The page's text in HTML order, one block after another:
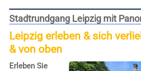
Stadtrundgang Leipzig mit
Leipzig erleben & sich
& von oben
Erleben Sie